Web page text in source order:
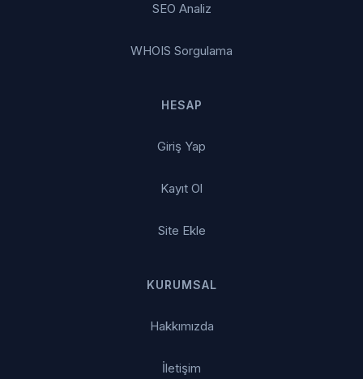
SEO Analiz
WHOIS Sorgulama
HESAP
Giriş Yap
Kayıt Ol
Site Ekle
KURUMSAL
Hakkımızda
İletişim